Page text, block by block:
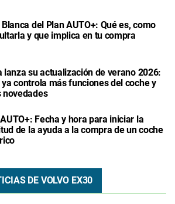
Blanca del Plan AUTO+: Qué es, como
y que implica en tu compra
lanza su actualización de verano 2026:
ya controla más funciones del coche y
novedades
Fecha y hora para iniciar la
de la ayuda a la compra de un coche
DE VOLVO EX30